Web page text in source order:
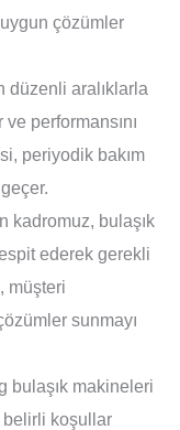
çözümler
düzenli aralıklarla
ve performansını
periyodik bakım
kadromuz, bulaşık
ederek gerekli
müşteri
sunmayı
bulaşık makineleri
koşullar